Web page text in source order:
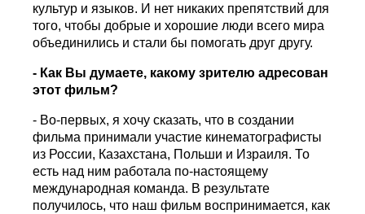
культур и языков. И нет никаких препятствий для
того, чтобы добрые и хорошие люди всего мира
объединились и стали бы помогать друг другу.
- Как Вы думаете, какому зрителю адресован
этот фильм?
- Во-первых, я хочу сказать, что в создании
фильма принимали участие кинематографисты
из России, Казахстана, Польши и Израиля. То
есть над ним работала по-настоящему
международная команда. В результате
получилось, что наш фильм воспринимается, как